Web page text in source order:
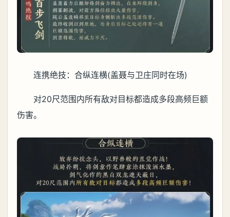
连携绝技：合纵连横(盖聂与卫庄同时在场)
对20尺范围内所有敌对目标都造成多段高频巨额
伤害。